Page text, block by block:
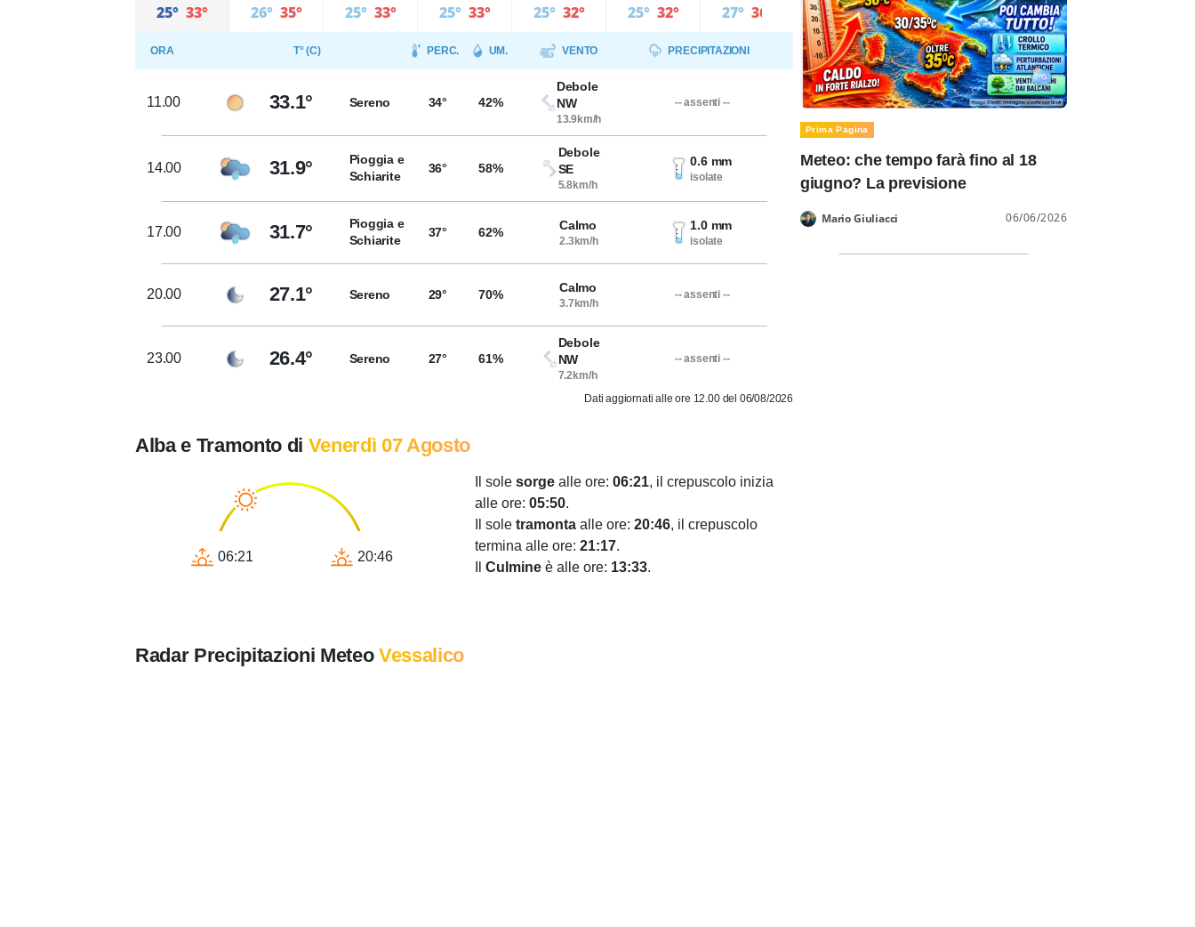
25° 33° 26° 35° 25° 33° 25° 33° 25° 32° 25° 32° 27° 36°
ORA T° (C) PERC. UM. VENTO PRECIPITAZIONI
11.00 33.1° Sereno 34° 42%
Debole
NW
13.9km/h
-- assenti --
14.00 31.9°
Pioggia e
Schiarite
36° 58%
Debole
SE
5.8km/h
0.6 mm
isolate
17.00 31.7°
Pioggia e
Schiarite
37° 62% Calmo
2.3km/h
1.0 mm
isolate
20.00 27.1° Sereno 29° 70% Calmo
3.7km/h
-- assenti --
23.00 26.4° Sereno 27° 61%
Debole
NW
7.2km/h
-- assenti --
Dati aggiornati alle ore 12.00 del 06/08/2026
Alba e Tramonto di Venerdì 07 Agosto
06:21 20:46
Il sole sorge alle ore: 06:21, il crepuscolo inizia
alle ore: 05:50.
Il sole tramonta alle ore: 20:46, il crepuscolo
termina alle ore: 21:17.
Culmine è alle ore: 13:33.
Radar Precipitazioni MeteoVessalico
Prima Pagina
Meteo: che tempo farà fino al 18
giugno? La previsione
Mario Giuliacci 06/06/2026